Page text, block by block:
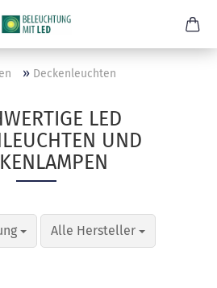
» Deckenleuchten
LED
UND
Alle Hersteller